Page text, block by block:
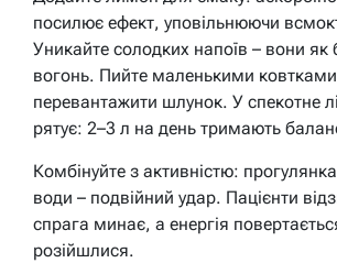
посилює ефект, уповільнюючи
Уникайте солодких напоїв – вони як
вогонь. Пийте маленькими
перевантажити шлунок. У спекотне
рятує: 2–3 л на день тримають
Комбінуйте з активністю:
води – подвійний удар. Пацієнти
спрага минає, а енергія
розійшлися.